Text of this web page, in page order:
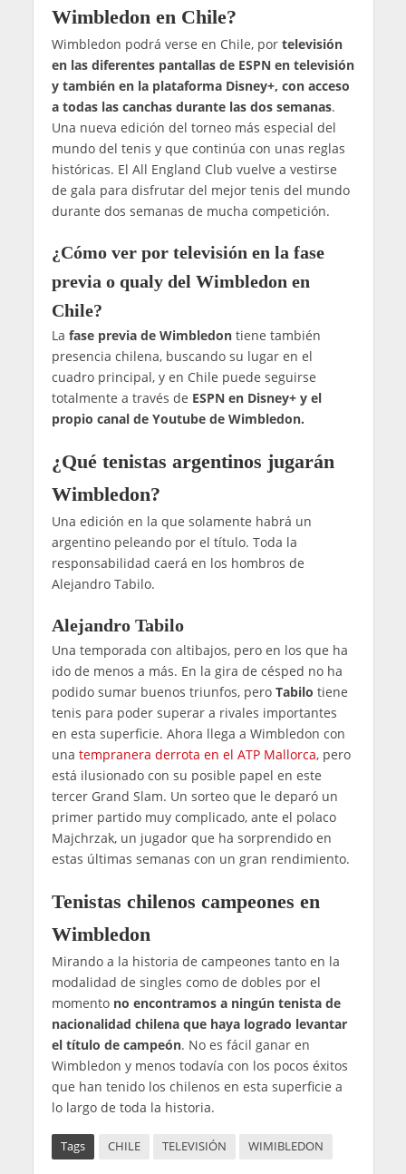
Wimbledon en Chile?
Wimbledon podrá verse en Chile, por televisión
en las diferentes pantallas de ESPN en televisión
y también en la plataforma Disney+, con acceso
a todas las canchas durante las dos semanas.
Una nueva edición del torneo más especial del
mundo del tenis y que continúa con unas reglas
históricas. El All England Club vuelve a vestirse
de gala para disfrutar del mejor tenis del mundo
durante dos semanas de mucha competición.
¿Cómo ver por televisión en la fase
previa o qualy del Wimbledon en
Chile?
La fase previa de Wimbledontiene también
presencia chilena, buscando su lugar en el
cuadro principal, y en Chile puede seguirse
totalmente a través de ESPN en Disney+ y el
propio canal de Youtube de Wimbledon.
¿Qué tenistas argentinos jugarán
Wimbledon?
Una edición en la que solamente habrá un
argentino peleando por el título. Toda la
responsabilidad caerá en los hombros de
Alejandro Tabilo.
Alejandro Tabilo
Una temporada con altibajos, pero en los que ha
ido de menos a más. En la gira de césped no ha
podido sumar buenos triunfos, pero Tabilo tiene
tenis para poder superar a rivales importantes
en esta superficie. Ahora llega a Wimbledon con
una tempranera derrota en el ATP Mallorca, pero
está ilusionado con su posible papel en este
tercer Grand Slam. Un sorteo que le deparó un
primer partido muy complicado, ante el polaco
Majchrzak, un jugador que ha sorprendido en
estas últimas semanas con un gran rendimiento.
Tenistas chilenos campeones en
Wimbledon
Mirando a la historia de campeones tanto en la
modalidad de singles como de dobles por el
momento no encontramos a ningún tenista de
nacionalidad chilena que haya logrado levantar
el título de campeón. No es fácil ganar en
Wimbledon y menos todavía con los pocos éxitos
que han tenido los chilenos en esta superficie a
lo largo de toda la historia.
Tags CHILE TELEVISIÓN WIMIBLEDON